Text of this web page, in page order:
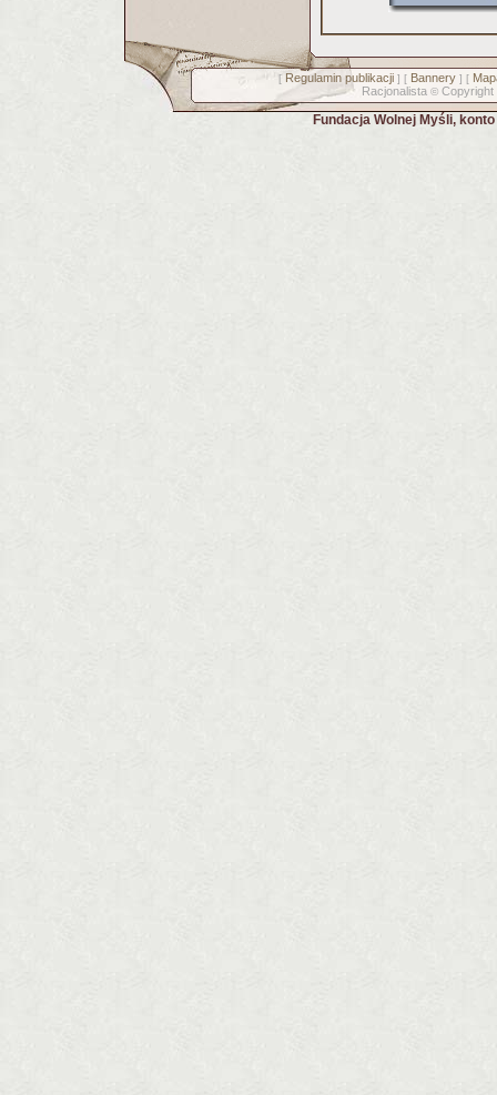
[ Regulamin publikacji] [ Bannery] [
Racjonalista © Copyright
Fundacja Wolnej Myśli,